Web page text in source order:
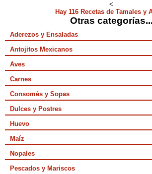
<
Hay 116 Recetas de Tamales y
Otras categorías...
Aderezos y Ensaladas
Antojitos Mexicanos
Aves
Carnes
Consomés y Sopas
Dulces y Postres
Huevo
Maíz
Nopales
Pescados y Mariscos